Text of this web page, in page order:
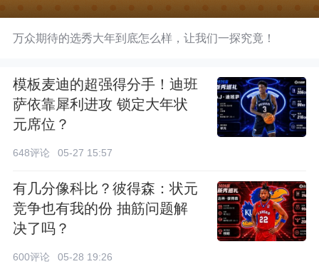
万众期待的选秀大年到底怎么样，让我们一探究竟！
模板麦迪的超强得分手！迪班
萨依靠犀利进攻 锁定大年状
元席位？
648评论 05-27 15:57
有几分像科比？彼得森：状元
竞争也有我的份 抽筋问题解
决了吗？
600评论 05-28 19:26